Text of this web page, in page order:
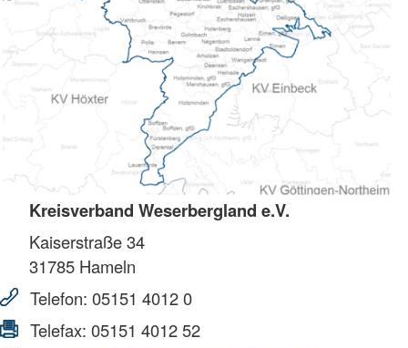
Kreisverband Weserbergland e.V.
Kaiserstraße 34
31785 Hameln
Telefon: 05151 4012 0
Telefax: 05151 4012 52